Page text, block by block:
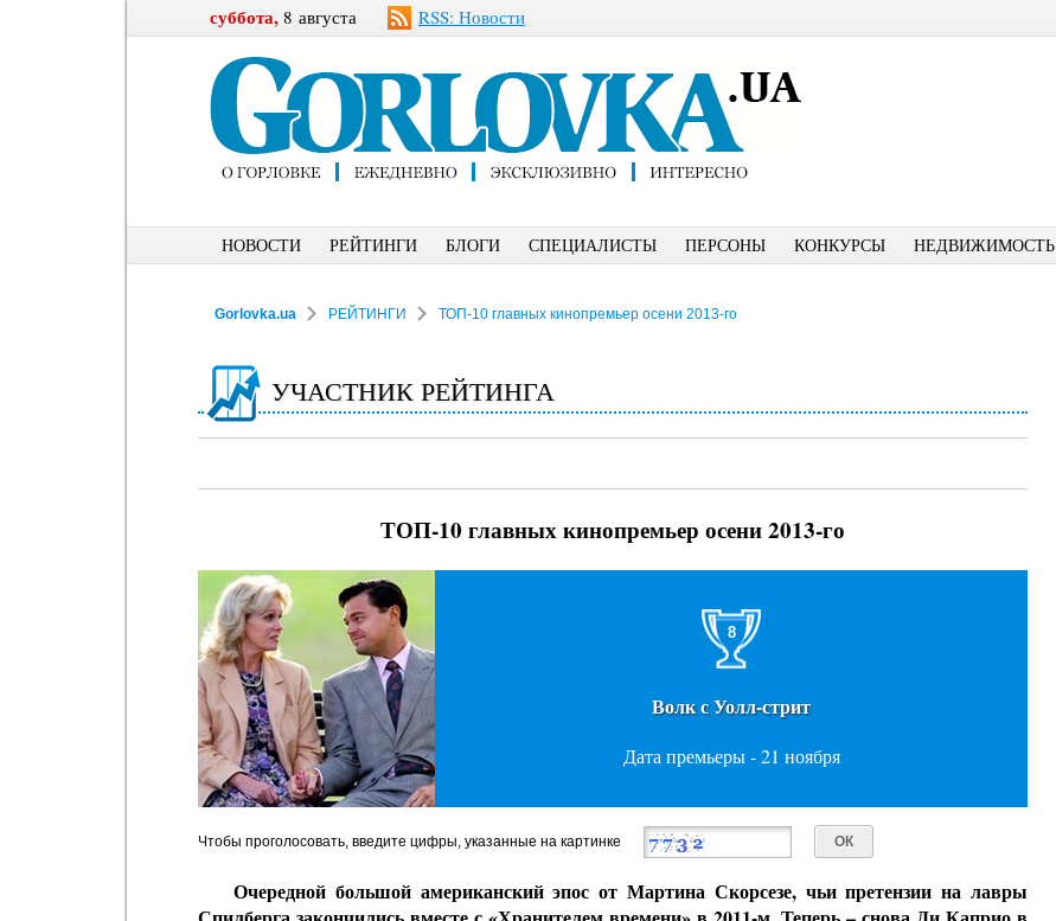
суббота, 8 августа RSS: Новости
НОВОСТИ РЕЙТИНГИ БЛОГИ СПЕЦИАЛИСТЫ ПЕРСОНЫ КОНКУРСЫ НЕДВИЖИМОСТЬ
Gorlovka.ua РЕЙТИНГИ ТОП-10 главных кинопремьер осени 2013-го
УЧАСТНИК РЕЙТИНГА
ТОП-10 главных кинопремьер осени 2013-го
8
Волк с Уолл-стрит
Дата премьеры - 21 ноября
Чтобы проголосовать, введите цифры, указанные на картинке
Очередной большой американский эпос от Мартина Скорсезе, чьи претензии на лавры